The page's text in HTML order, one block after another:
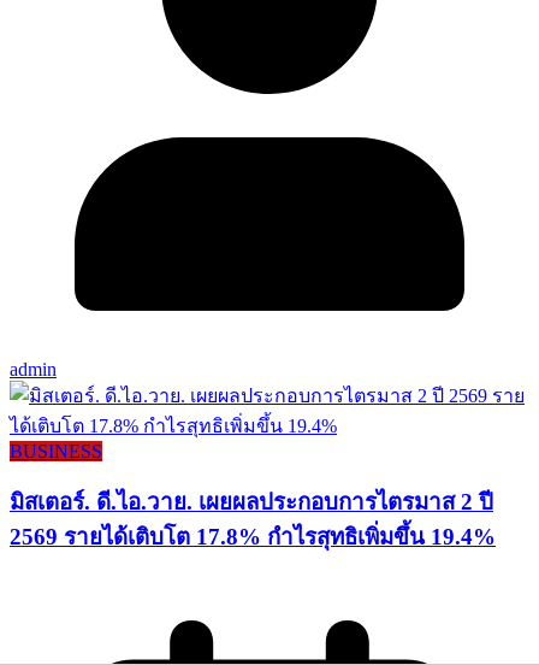
admin
BUSINESS
มิสเตอร์. ดี.ไอ.วาย. เผยผลประกอบการไตรมาส 2 ปี
2569 รายได้เติบโต 17.8% กำไรสุทธิเพิ่มขึ้น 19.4%